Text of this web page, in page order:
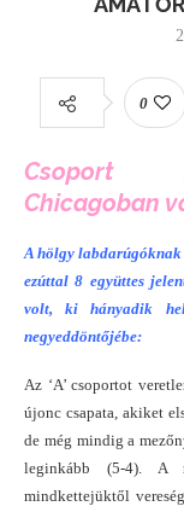
0
Csoport
Chicagoban
A hölgy labdarúgóknak
ezúttal 8 együttes
volt, ki hányadik
negyeddöntőjébe:
Az ‘A’ csoportot
újonc csapata, akiket
de még mindig a
leginkább (5-4). A
mindkettejüktől